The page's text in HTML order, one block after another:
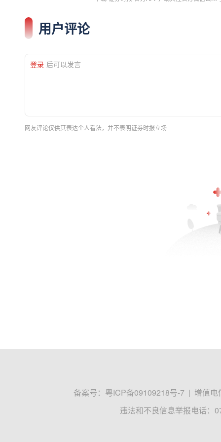
用户评论
登录 后可以发言
网友评论仅供其表达个人看法，并不表明证券时报立场
备案号： 粤ICP备09109218号-7 | 增值电
违法和不良信息举报电话：